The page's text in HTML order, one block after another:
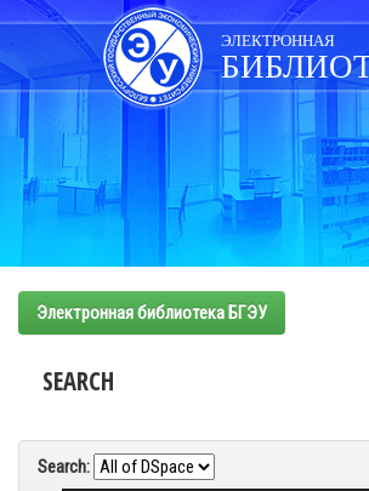
Skip
navigation
ЭЛЕКТРОННАЯ
Электронная библиотека БГЭУ
SEARCH
Search: